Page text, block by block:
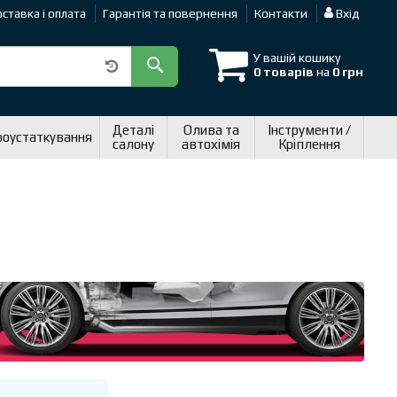
і оплата Гарантія та повернення Контакти Вхід
У вашій кошику
0 товарів на 0 грн
Деталі
салону
Олива та
автохімія
Інструменти /
Кріплення